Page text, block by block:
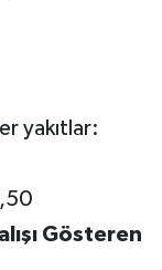
yakıtlar:
Gösteren